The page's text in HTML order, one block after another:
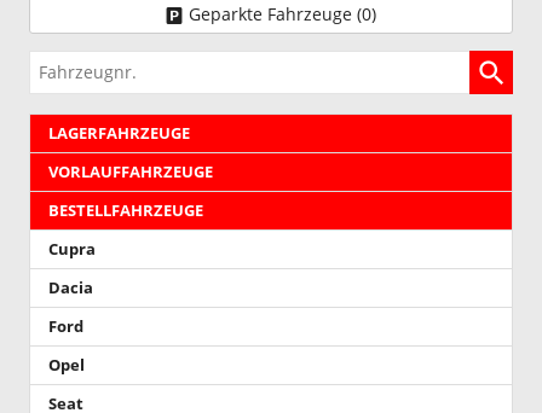
Geparkte Fahrzeuge (0)
Fahrzeugnr.
LAGERFAHRZEUGE
VORLAUFFAHRZEUGE
BESTELLFAHRZEUGE
Cupra
Dacia
Ford
Opel
Seat